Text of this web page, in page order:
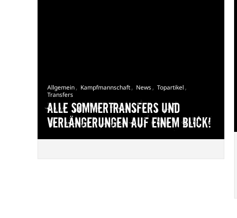
Allgemein, Kampfmannschaft, News, Topartikel ,
Transfers
Alle Sommertransfers und
Verlängerungen auf einem Blick!